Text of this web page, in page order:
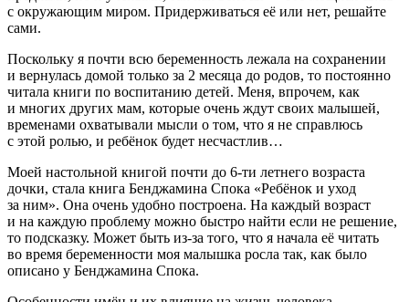
с окружающим миром. Придерживаться её или нет, решайте
сами.
Поскольку я почти всю беременность лежала на сохранении
и вернулась домой только за 2 месяца до родов, то постоянно
читала книги по воспитанию детей. Меня, впрочем, как
и многих других мам, которые очень ждут своих малышей,
временами охватывали мысли о том, что я не справлюсь
с этой ролью, и ребёнок будет несчастлив…
Моей настольной книгой почти до 6-ти летнего возраста
дочки, стала книга Бенджамина Спока «Ребёнок и уход
за ним». Она очень удобно построена. На каждый возраст
и на каждую проблему можно быстро найти если не решение,
то подсказку. Может быть из-за того, что я начала её читать
во время беременности моя малышка росла так, как было
описано у Бенджамина Спока.